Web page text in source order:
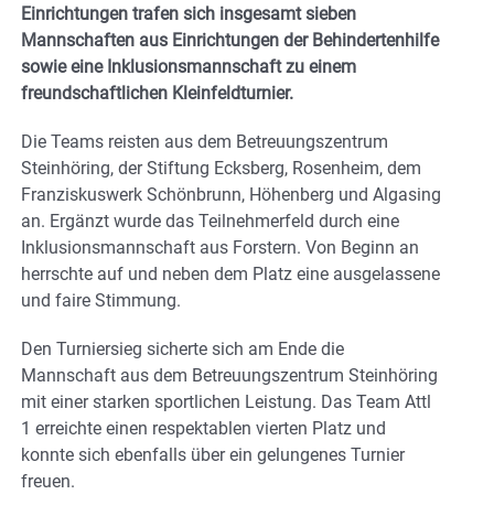
Einrichtungen trafen sich insgesamt sieben
Mannschaften aus Einrichtungen der Behindertenhilfe
sowie eine Inklusionsmannschaft zu einem
freundschaftlichen Kleinfeldturnier.
Die Teams reisten aus dem Betreuungszentrum
Steinhöring, der Stiftung Ecksberg, Rosenheim, dem
Franziskuswerk Schönbrunn, Höhenberg und Algasing
an. Ergänzt wurde das Teilnehmerfeld durch eine
Inklusionsmannschaft aus Forstern. Von Beginn an
herrschte auf und neben dem Platz eine ausgelassene
und faire Stimmung.
Den Turniersieg sicherte sich am Ende die
Mannschaft aus dem Betreuungszentrum Steinhöring
mit einer starken sportlichen Leistung. Das Team Attl
1 erreichte einen respektablen vierten Platz und
konnte sich ebenfalls über ein gelungenes Turnier
freuen.